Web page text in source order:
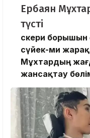
Ербаян
түсті
Әскери борышын
сүйек-ми
Мұхтардың
жансақтау